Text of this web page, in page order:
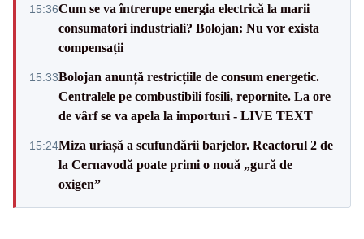
15:36Cum se va întrerupe energia electrică la marii
consumatori industriali? Bolojan: Nu vor exista
compensații
15:33Bolojan anunță restricțiile de consum energetic.
Centralele pe combustibili fosili, repornite. La ore
de vârf se va apela la importuri - LIVE TEXT
15:24Miza uriașă a scufundării barjelor. Reactorul 2 de
la Cernavodă poate primi o nouă „gură de
oxigen”